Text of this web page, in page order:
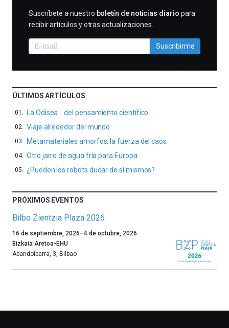
SUSCRIBIRME
Suscríbete a nuestro boletín de noticias diario para
recibir artículos y otras actualizaciones.
Suscribirme
ÚLTIMOS ARTÍCULOS
La Odisea… del pensamiento científico
Viaje alrededor del mundo
Metamateriales amorfos, la fuerza del caos
Otro jarro de agua fría para Europa
¿Pueden los robots dudar de sí mismos?
PRÓXIMOS EVENTOS
Bilbo Zientzia Plaza 2026
Un
año
más,
16 de septiembre, 2026–4 de octubre, 2026
Bizkaia Aretoa-EHU
Abandoibarra, 3, Bilbao